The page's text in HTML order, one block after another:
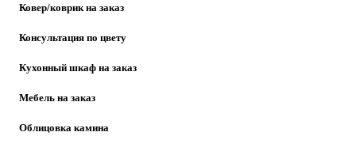
Ковер/коврик на заказ
Консультация по цвету
Кухонный шкаф на заказ
Мебель на заказ
Облицовка камина